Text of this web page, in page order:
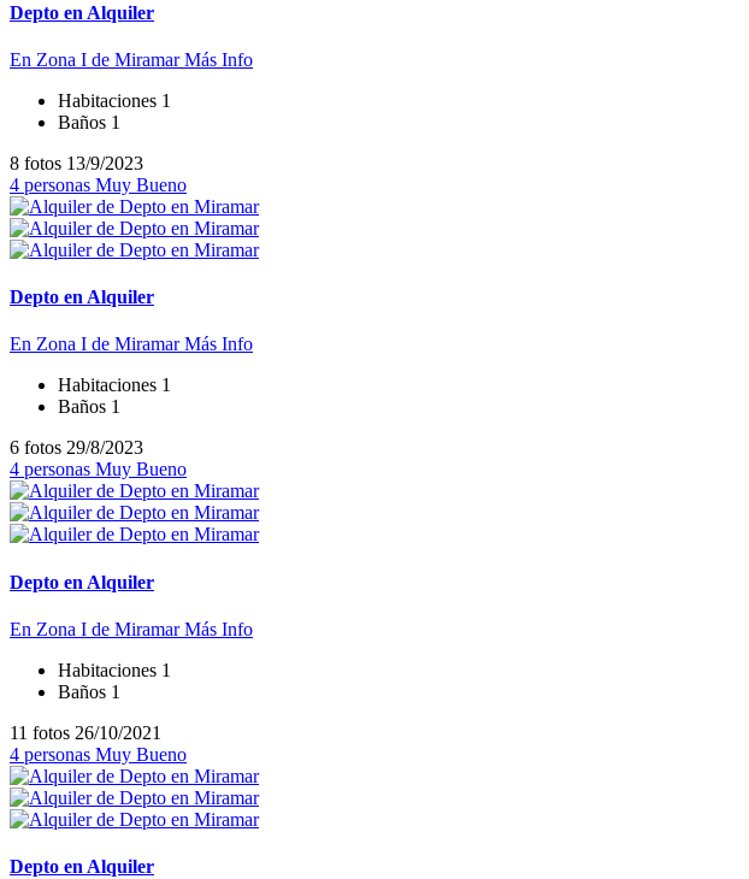
Depto en Alquiler
En Zona I de MiramarMás Info
Habitaciones 1
Baños 1
8 fotos 13/9/2023
4 personas Muy Bueno
Depto en Alquiler
En Zona I de MiramarMás Info
Habitaciones 1
Baños 1
6 fotos 29/8/2023
4 personas Muy Bueno
Depto en Alquiler
En Zona I de MiramarMás Info
Habitaciones 1
Baños 1
11 fotos 26/10/2021
4 personas Muy Bueno
Depto en Alquiler